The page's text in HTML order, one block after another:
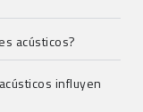
acústicos?
influyen